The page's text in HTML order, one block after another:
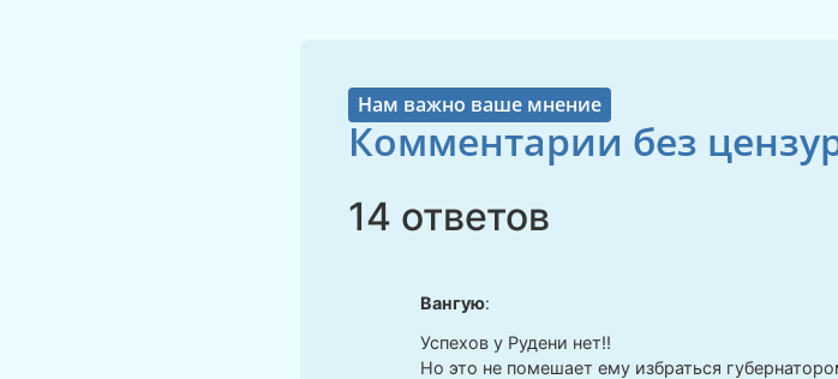
Нам важно ваше мнение
Комментарии без
14 ответов
Вангую:
Успехов у Рудени нет!!
Но это не помешает ему избраться